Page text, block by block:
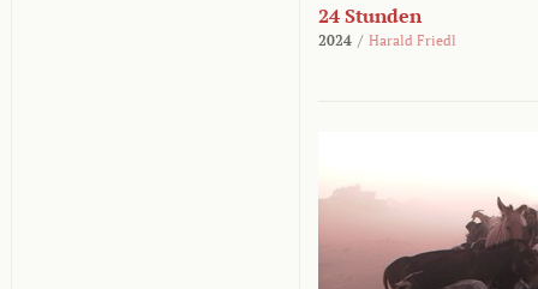
24 Stunden
2024 / Harald Friedl